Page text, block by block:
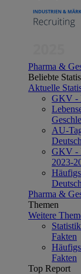
Pharma &
Beliebte
Aktuelle
GKV -
AU-
GKV -
2023-
Pharma &
Themen
Weitere
Fakten
Fakten
Top Report